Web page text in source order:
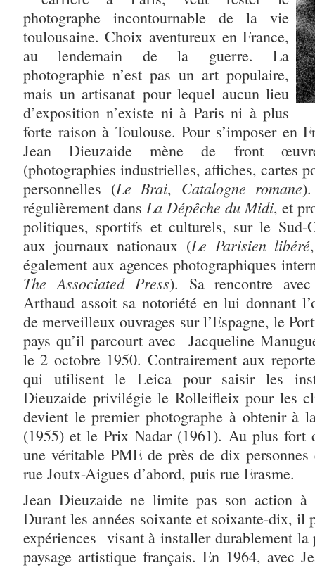
photographe incontournable de la vie
toulousaine. Choix aventureux en France,
au lendemain de la guerre. La
photographie n’est pas un art populaire,
mais un artisanat pour lequel aucun lieu
d’exposition n’existe ni à Paris ni à plus
forte raison à Toulouse. Pour s’imposer en
Jean Dieuzaide mène de front
(photographies industrielles, affiches, cartes
personnelles (Le Brai, Catalogne romane
régulièrement dans La Dépêche du Midi, et
politiques, sportifs et culturels, sur le Sud-
aux journaux nationaux (Le Parisien libéré
également aux agences photographiques
The Associated Press). Sa rencontre
Arthaud assoit sa notoriété en lui donnant
de merveilleux ouvrages sur l’Espagne, le
pays qu’il parcourt avec Jacqueline
le 2 octobre 1950. Contrairement aux
qui utilisent le Leica pour saisir les
Dieuzaide privilégie le Rolleifleix pour les
devient le premier photographe à obtenir à
(1955) et le Prix Nadar (1961). Au plus fort
une véritable PME de près de dix
rue Joutx-Aigues d’abord, puis rue Erasme.
Jean Dieuzaide ne limite pas son action à
Durant les années soixante et soixante-dix,
expériences visant à installer durablement la
paysage artistique français. En 1964, avec